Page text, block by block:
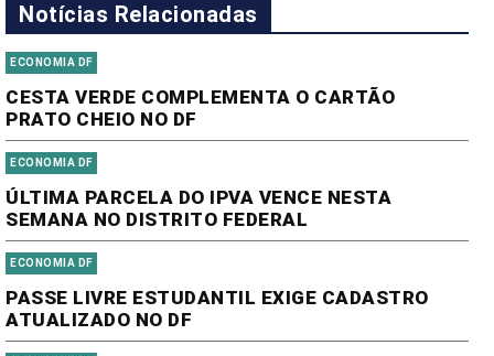
Notícias Relacionadas
ECONOMIA DF
CESTA VERDE COMPLEMENTA O CARTÃO
PRATO CHEIO NO DF
ECONOMIA DF
ÚLTIMA PARCELA DO IPVA VENCE NESTA
SEMANA NO DISTRITO FEDERAL
ECONOMIA DF
PASSE LIVRE ESTUDANTIL EXIGE CADASTRO
ATUALIZADO NO DF